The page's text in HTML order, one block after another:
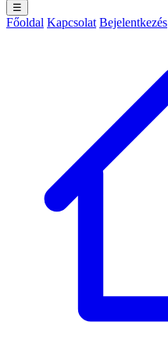
☰
Főoldal Kapcsolat Bejelentkezés